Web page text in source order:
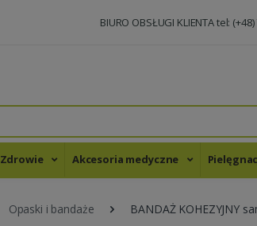
BIURO OBSŁUGI KLIENTA tel:
Zdrowie Akcesoria medyczne
Opaski i bandaże BANDAŻ KOHEZYJNY